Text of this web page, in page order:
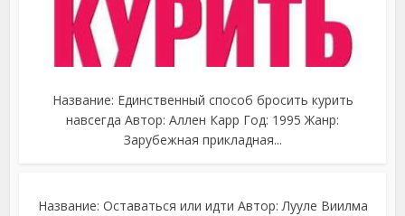
Название: Единственный способ бросить курить
навсегда Автор: Аллен Карр Год: 1995 Жанр:
Зарубежная прикладная...
Название: Оставаться или идти Автор: Лууле Виилма